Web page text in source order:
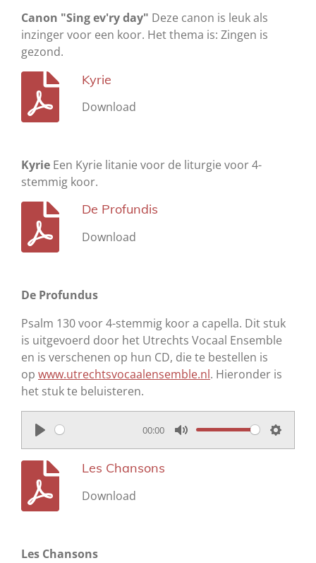
Canon "Sing ev'ry day" Deze canon is leuk als
inzinger voor een koor. Het thema is: Zingen is
gezond.
Kyrie
Download
Kyrie Een Kyrie litanie voor de liturgie voor 4-
stemmig koor.
De Profundis
Download
De Profundus
Psalm 130 voor 4-stemmig koor a capella. Dit stuk
is uitgevoerd door het Utrechts Vocaal Ensemble
en is verschenen op hun CD, die te bestellen is
op www.utrechtsvocaalensemble.nl. Hieronder is
het stuk te beluisteren.
P
l
a
y
00:00
M
S
Les Chansons
Download
Les Chansons